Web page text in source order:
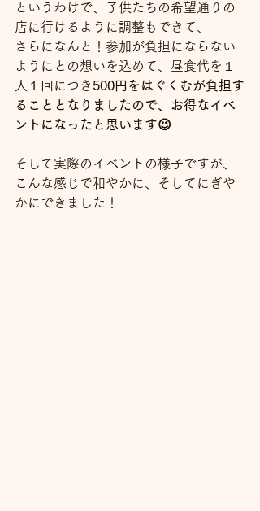
というわけで、子供たちの希望通りの
店に行けるように調整もできて、
さらになんと！参加が負担にならない
ようにとの想いを込めて、昼食代を１
人１回につき 500円をはぐくむが負担す
ることとなりましたので、お得なイベ
ントになったと思います😉
そして実際のイベントの様子ですが、
こんな感じで和やかに、そしてにぎや
かにできました！